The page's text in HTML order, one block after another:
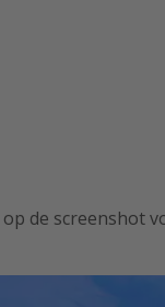
de screenshot